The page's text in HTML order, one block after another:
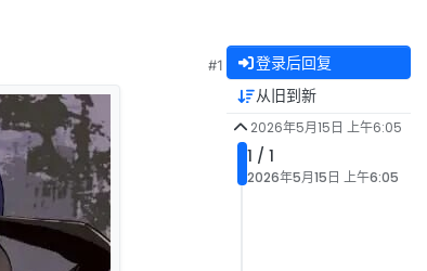
#1 登录后回复
从旧到新
2026年5月15日 上午6:05
1 / 1
2026年5月15日 上午6:05